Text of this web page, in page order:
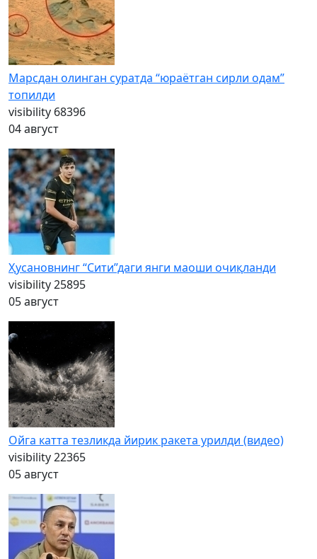
Марсдан олинган суратда “юраётган сирли одам”
топилди
visibility 68396
04 август
Ҳусановнинг “Сити”даги янги маоши очиқланди
visibility25895
05 август
Ойга катта тезликда йирик ракета урилди (видео)
visibility22365
05 август